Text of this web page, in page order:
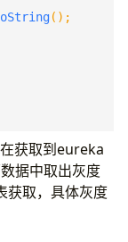
();
获取到eureka
据中取出灰度
获取，具体灰度